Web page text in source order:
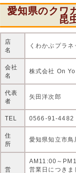
愛知県のクワ
昆虫ショ
店
名
くわかぶプラネ
会社
名
株式会社 On
代表
者
矢田洋次郎
TEL 0566-91-4482
住
所
愛知県知立市
営
AM11:00～
営業日につきま